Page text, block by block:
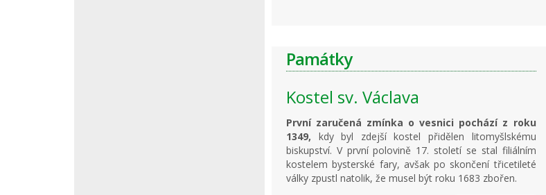
Památky
Kostel sv. Václava
První zaručená zmínka o vesnici pochází z roku
1349, kdy byl zdejší kostel přidělen litomyšlskému
biskupství. V první polovině 17. století se stal filiálním
kostelem bysterské fary, avšak po skončení třicetileté
války zpustl natolik, že musel být roku 1683 zbořen.